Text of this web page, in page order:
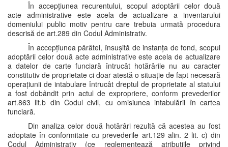
În accepțiunea recurentului, scopul adoptării celor două
acte administrative este acela de actualizare a inventarului
domeniului public motiv pentru care trebuia urmată procedura
descrisă de art.289 din Codul Administrativ.
În accepțiunea pârâtei, însușită de instanța de fond, scopul
adoptării celor două acte administrative este acela de actualizare
a datelor de carte funciară întrucât hotărârile nu au caracter
constitutiv de proprietate ci doar atestă o situație de fapt necesară
operațiunii de intabulare întrucât dreptul de proprietate al statului
a fost dobândit prin actul de expropriere, conform prevederilor
art.863 lit.b din Codul civil, cu omisiunea intabulării în cartea
funciară.
Din analiza celor două hotărâri rezultă că acestea au fost
adoptate în conformitate cu prevederile art.129 alin. 2 lit. c) din
Codul Administrativ (ce reglementează atribuțiile privind